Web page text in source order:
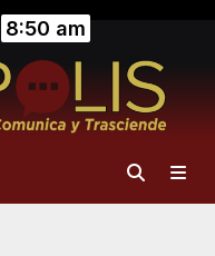
8:50 am